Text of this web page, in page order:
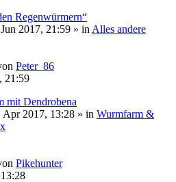
Regenwürmern“
2017, 21:59 » in Alles andere
Peter_86
21:59
mit Dendrobena
Apr 2017, 13:28 » in Wurmfarm &
Pikehunter